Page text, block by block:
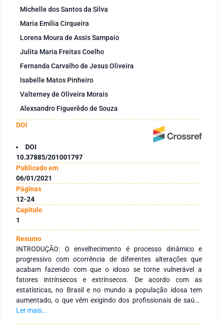
Michelle dos Santos da Silva
Maria Emília Cirqueira
Lorena Moura de Assis Sampaio
Julita Maria Freitas Coelho
Fernanda Carvalho de Jesus Oliveira
Isabelle Matos Pinheiro
Valterney de Oliveira Morais
Alexsandro Figuerêdo de Souza
DOI
DOI
10.37885/201001797
Publicado em
06/01/2021
Páginas
12-24
Capítulo
1
Resumo
INTRODUÇÃO: O envelhecimento é processo dinâmico e
progressivo com ocorrência de diferentes alterações que
acabam fazendo com que o idoso se torne vulnerável a
fatores intrínsecos e extrínsecos. De acordo com as
estatísticas, no Brasil e no mundo a população idosa tem
aumentado, o que vêm exigindo dos profissionais de saúde
mais qualificação. OBJETIVO: Discorrer sobre o cuidado
Ler mais...